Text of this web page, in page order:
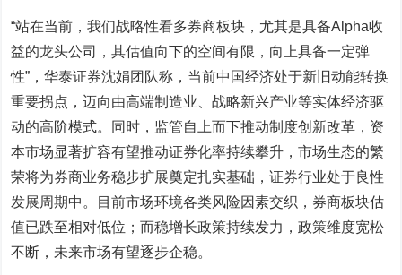
“站在当前，我们战略性看多券商板块，尤其是具备Alpha收
益的龙头公司，其估值向下的空间有限，向上具备一定弹
性”，华泰证券沈娟团队称，当前中国经济处于新旧动能转换
重要拐点，迈向由高端制造业、战略新兴产业等实体经济驱
动的高阶模式。同时，监管自上而下推动制度创新改革，资
本市场显著扩容有望推动证券化率持续攀升，市场生态的繁
荣将为券商业务稳步扩展奠定扎实基础，证券行业处于良性
发展周期中。目前市场环境各类风险因素交织，券商板块估
值已跌至相对低位；而稳增长政策持续发力，政策维度宽松
不断，未来市场有望逐步企稳。